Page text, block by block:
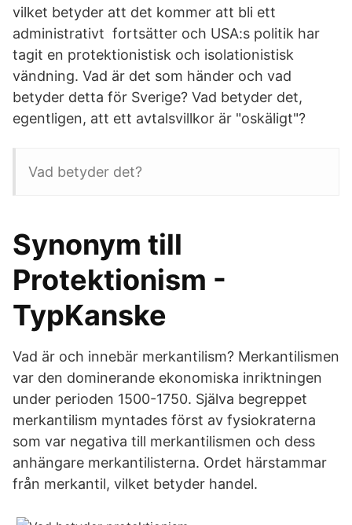
vilket betyder att det kommer att bli ett
administrativt fortsätter och USA:s politik har
tagit en protektionistisk och isolationistisk
vändning. Vad är det som händer och vad
betyder detta för Sverige? Vad betyder det,
egentligen, att ett avtalsvillkor är "oskäligt"?
Vad betyder det?
Synonym till
Protektionism -
TypKanske
Vad är och innebär merkantilism? Merkantilismen
var den dominerande ekonomiska inriktningen
under perioden 1500-1750. Själva begreppet
merkantilism myntades först av fysiokraterna
som var negativa till merkantilismen och dess
anhängare merkantilisterna. Ordet härstammar
från merkantil, vilket betyder handel.